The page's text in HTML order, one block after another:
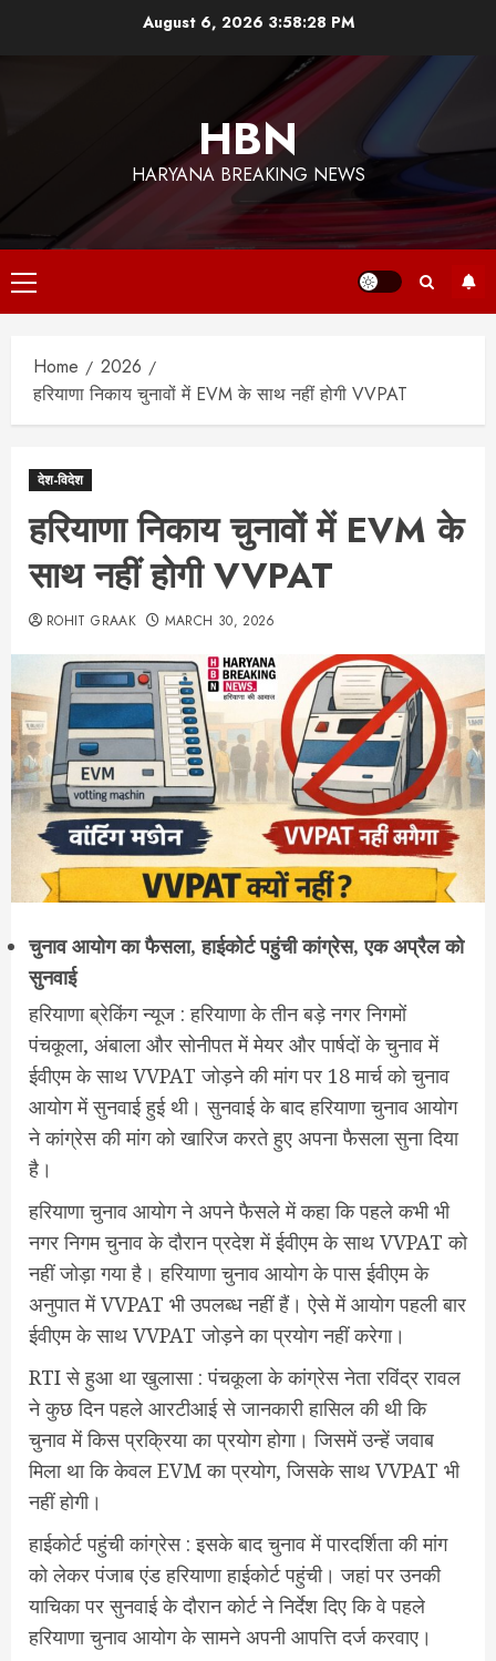
August 6, 2026 3:58:29 PM
HBN
HARYANA BREAKING NEWS
Primary
Menu
Home
2026
हरियाणा निकाय चुनावों में EVM के साथ नहीं होगी VVPAT
देश-विदेश
हरियाणा निकाय चुनावों में EVM के
साथ नहीं होगी VVPAT
ROHIT GRAAK MARCH 30, 2026
चुनाव आयोग का फैसला, हाईकोर्ट पहुंची कांग्रेस, एक अप्रैल को
सुनवाई
हरियाणा ब्रेकिंग न्यूज : हरियाणा के तीन बड़े नगर निगमों
पंचकूला, अंबाला और सोनीपत में मेयर और पार्षदों के चुनाव में
ईवीएम के साथ VVPAT जोड़ने की मांग पर 18 मार्च को चुनाव
आयोग में सुनवाई हुई थी। सुनवाई के बाद हरियाणा चुनाव आयोग
ने कांग्रेस की मांग को खारिज करते हुए अपना फैसला सुना दिया
है।
हरियाणा चुनाव आयोग ने अपने फैसले में कहा कि पहले कभी भी
नगर निगम चुनाव के दौरान प्रदेश में ईवीएम के साथ VVPAT को
नहीं जोड़ा गया है। हरियाणा चुनाव आयोग के पास ईवीएम के
अनुपात में VVPAT भी उपलब्ध नहीं हैं। ऐसे में आयोग पहली बार
ईवीएम के साथ VVPAT जोड़ने का प्रयोग नहीं करेगा।
RTI से हुआ था खुलासा : पंचकूला के कांग्रेस नेता रविंद्र रावल
ने कुछ दिन पहले आरटीआई से जानकारी हासिल की थी कि
चुनाव में किस प्रक्रिया का प्रयोग होगा। जिसमें उन्हें जवाब
मिला था कि केवल EVM का प्रयोग, जिसके साथ VVPAT भी
नहीं होगी।
हाईकोर्ट पहुंची कांग्रेस : इसके बाद चुनाव में पारदर्शिता की मांग
को लेकर पंजाब एंड हरियाणा हाईकोर्ट पहुंची। जहां पर उनकी
याचिका पर सुनवाई के दौरान कोर्ट ने निर्देश दिए कि वे पहले
हरियाणा चुनाव आयोग के सामने अपनी आपत्ति दर्ज करवाए।